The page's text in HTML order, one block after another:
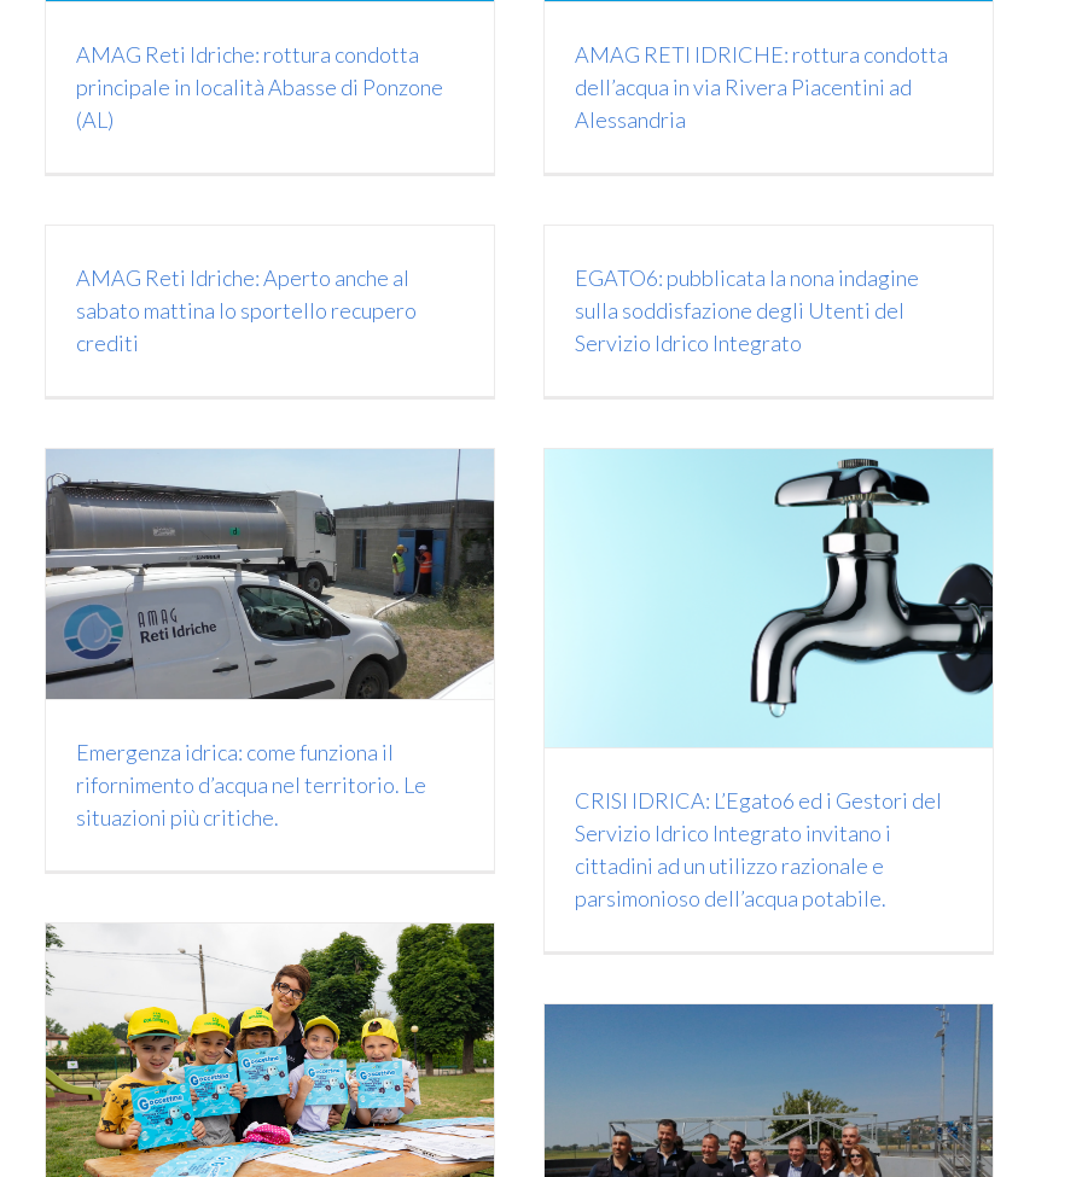
AMAG Reti Idriche: rottura condotta
principale in località Abasse di Ponzone
(AL)
AMAG RETI IDRICHE: rottura condotta
dell’acqua in via Rivera Piacentini ad
Alessandria
AMAG Reti Idriche: Aperto anche al
sabato mattina lo sportello recupero
crediti
EGATO6: pubblicata la nona indagine
sulla soddisfazione degli Utenti del
Servizio Idrico Integrato
Emergenza idrica: come funziona il
rifornimento d’acqua nel territorio. Le
situazioni più critiche.
CRISI IDRICA: L’Egato6 ed i Gestori del
Servizio Idrico Integrato invitano i
cittadini ad un utilizzo razionale e
parsimonioso dell’acqua potabile.
comunicato stampa News
CRISI IDRICA: L’Egato6 ed i Gestori del
Servizio Idrico Integrato invitano i
cittadini ad un utilizzo razionale e
parsimonioso dell’acqua potabile.
AMAG Reti Idriche: ‘Potenziato e reso più